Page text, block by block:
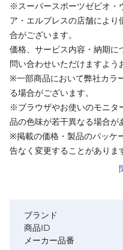
※スーパースポーツゼビオ・
ア・エルブレスの店舗によ
合がございます。
価格、サービス内容・納期に
問い合わせいただけますよう
※一部商品において弊社カラ
る場合がございます。
※ブラウザやお使いのモニタ
品の色味が若干異なる場合が
※掲載の価格・製品のパッケ
告なく変更することがありま
ブランド
商品ID
メーカー品番